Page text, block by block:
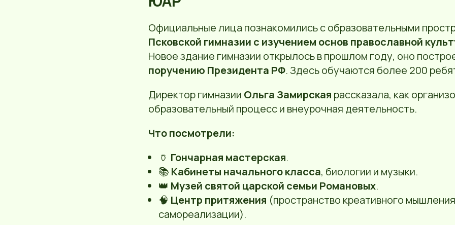
Официальные лица познакомились с образовательными
Псковской гимназии с изучением основ православной
Новое здание гимназии открылось в прошлом году, оно
поручению Президента РФ. Здесь обучаются более 200
Директор гимназии Ольга Замирская рассказала, как
образовательный процесс и внеурочная деятельность.
Что посмотрели:
🏺 Гончарная мастерская.
📚 Кабинеты начального класса, биологии и музыки.
👑 Музей святой царской семьи Романовых.
🧠 Центр притяжения (пространство креативного
самореализации).